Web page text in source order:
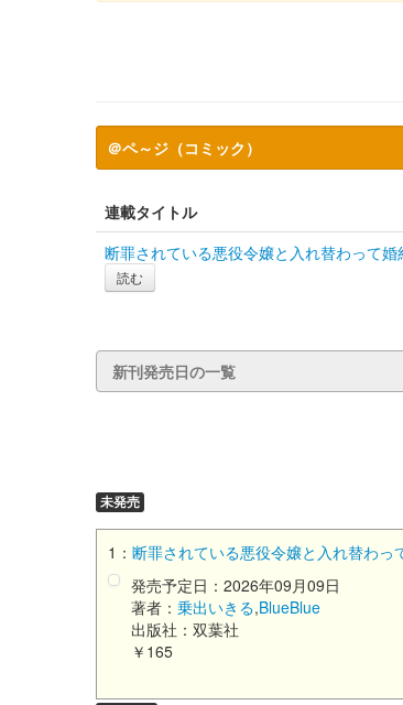
＠ペ～ジ（コミック）
連載タイトル
断罪されている悪役令嬢と入れ替わって
読む
新刊発売日の一覧
未発売
1： 断罪されている悪役令嬢と入れ替わ
発売予定日：2026年09月09日
著者： 乗出いきる,BlueBlue
出版社：双葉社
￥165